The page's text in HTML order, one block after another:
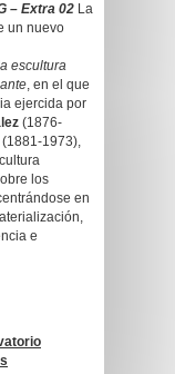
– Extra 02 La
un nuevo
escultura
, en el que
ejercida por
(1876-
(1881-1973),
los
en
e